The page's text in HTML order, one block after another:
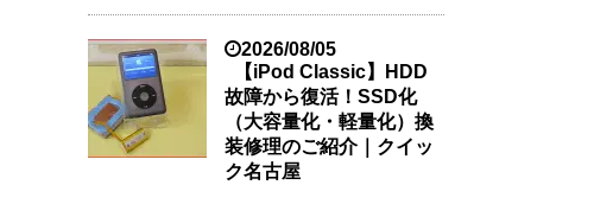
2026/08/05
【iPod Classic】HDD
故障から復活！SSD化
（大容量化・軽量化）換
装修理のご紹介｜クイッ
ク名古屋